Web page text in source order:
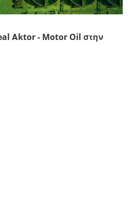
Αktor - Motor Oil στην